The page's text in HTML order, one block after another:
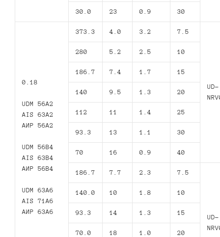
30.0 23 0.9 30
0.18
UDM 56A2
AIS 63A2
АИР 56А2
UDM 56B4
AIS 63B4
АИР 56В4
UDM 63A6
AIS 71A6
АИР 63А6
373.3 4.0 3.2 7.5
UD-
280 5.2 2.5 10
186.7 7.4 1.7 15
140 9.5 1.3 20
112 11 1.4 25
93.3 13 1.1 30
70 16 0.9 40
186.7 7.7 2.3 7.5
UD-
140.0 10 1.8 10
93.3 14 1.3 15
70.0 18 1.0 20